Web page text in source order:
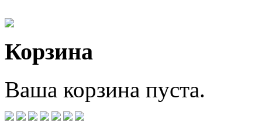
Корзина
Ваша корзина пуста.